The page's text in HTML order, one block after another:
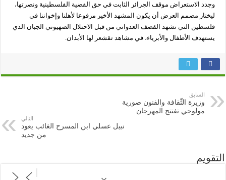
وجدد الاستعراض موقف الجزائر الثابت في حق القضية الفلسطينية ونصرتها،
ليختار مصمم العرض أن يكون المشهد الأخير مرفوعا لأهلنا وإخواننا في
فلسطين التي تشهد القصف العدواني من قبل الاحتلال الصهيوني الجبان الذي
يستهدف الأطفال والأبرياء، في مشاهد تقشعر لها الأبدان.
السابق
وزيرة الثّقافة والفنون صورية
مولوجي تفتتح المهرجان
التالي
نبيل عسلي ابن المسرح الغائب يعود
من جديد
التقويم